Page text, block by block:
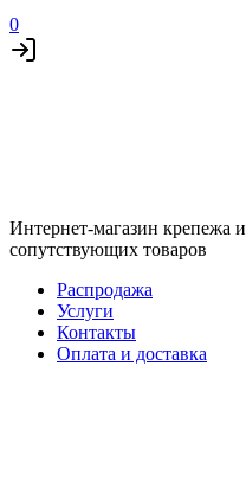
0
Интернет-магазин крепежа и
сопутствующих товаров
Распродажа
Услуги
Контакты
Оплата и доставка